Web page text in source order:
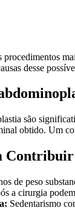
desse
são
obtido. Um
de peso
a cirurgia
Sedentarismo